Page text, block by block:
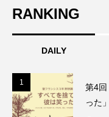
RANKING
DAILY
1
第4回
った